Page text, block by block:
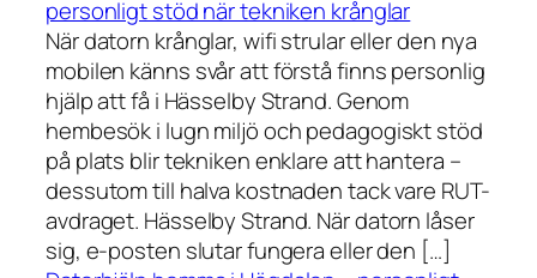
personligt stöd när tekniken krånglar
När datorn krånglar, wifi strular eller den nya
mobilen känns svår att förstå finns personlig
hjälp att få i Hässelby Strand. Genom
hembesök i lugn miljö och pedagogiskt stöd
på plats blir tekniken enklare att hantera –
dessutom till halva kostnaden tack vare RUT-
avdraget. Hässelby Strand. När datorn låser
sig, e-posten slutar fungera eller den […]